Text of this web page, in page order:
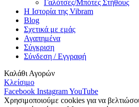
Γαλότσες/Μπότες Στήθους
Η Ιστορία της Vibram
Blog
Σχετικά με εμάς
Αγαπημένα
Σύγκριση
Σύνδεση / Εγγραφή
Καλάθι Αγορών
Κλείσιμο
Facebook InstagramYouTube
Χρησιμοποιούμε cookies για να